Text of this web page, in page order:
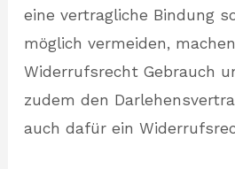
eine vertragliche Bindung
möglich vermeiden,
Widerrufsrecht Gebrauch
zudem den
auch dafür ein